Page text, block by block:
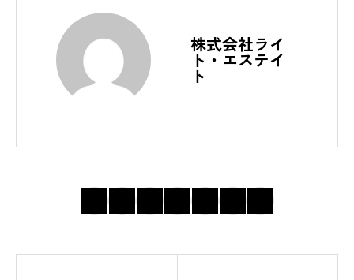
株式会社ライ
ト・エステイ
ト